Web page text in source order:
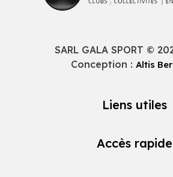
SARL GALA SPORT ©
Conception : Altis
Liens utiles
Accès rapide